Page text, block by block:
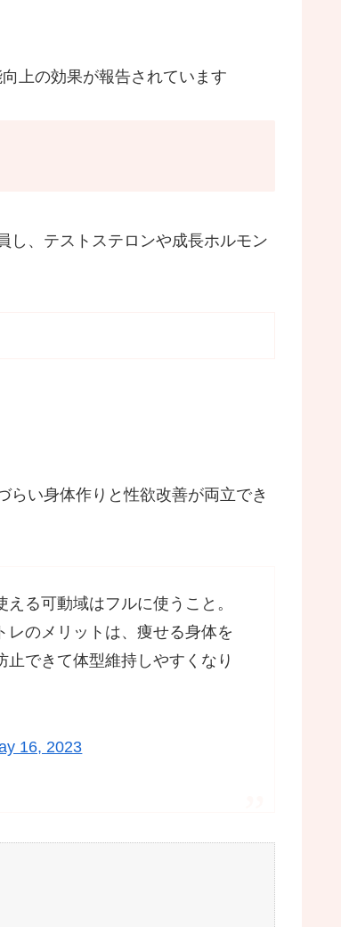
上の効果が報告されています
し、テストステロンや成長ホルモン
らい身体作りと性欲改善が両立でき
る可動域はフルに使うこと。
レのメリットは、痩せる身体を
できて体型維持しやすくなり
16, 2023